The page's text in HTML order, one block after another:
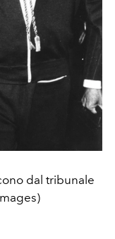
dal tribunale